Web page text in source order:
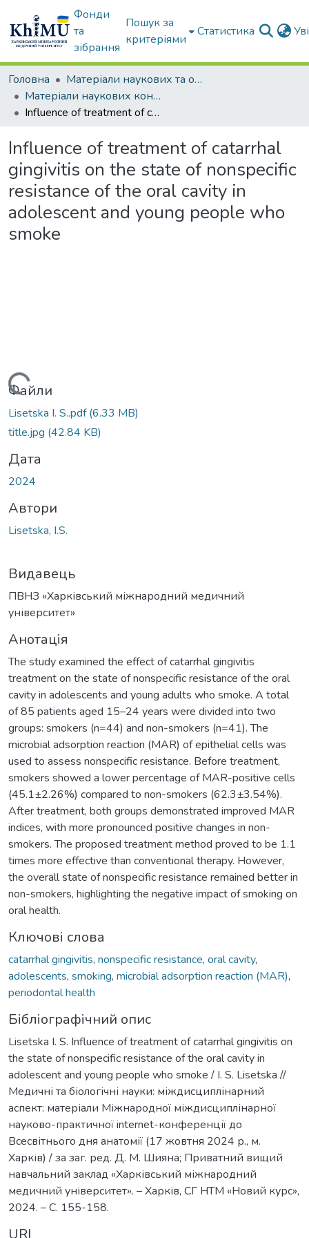
Фонди
та
зібрання
Пошук за
критеріями
Статистика
Головна
Матеріали наукових та освітніх заходів ХММУ
Матеріали наукових конференцій та форумів
Influence of treatment of catarrhal gingivitis on the state of nonspecific resistance of the oral cavity in adolescent and young people who smoke
Influence of treatment of catarrhal
gingivitis on the state of nonspecific
resistance of the oral cavity in
adolescent and young people who
smoke
Файли
Lisetska I. S..pdf(6.33 MB)
title.jpg (42.84 KB)
Дата
2024
Автори
Lisetska, I.S.
Видавець
ПВНЗ «Харківський міжнародний медичний
університет»
Анотація
The study examined the effect of catarrhal gingivitis
treatment on the state of nonspecific resistance of the oral
cavity in adolescents and young adults who smoke. A total
of 85 patients aged 15–24 years were divided into two
groups: smokers (n=44) and non-smokers (n=41). The
microbial adsorption reaction (MAR) of epithelial cells was
used to assess nonspecific resistance. Before treatment,
smokers showed a lower percentage of MAR-positive cells
(45.1±2.26%) compared to non-smokers (62.3±3.54%).
After treatment, both groups demonstrated improved MAR
indices, with more pronounced positive changes in non-
smokers. The proposed treatment method proved to be 1.1
times more effective than conventional therapy. However,
the overall state of nonspecific resistance remained better in
non-smokers, highlighting the negative impact of smoking on
oral health.
Ключові слова
catarrhal gingivitis, nonspecific resistance, oral cavity,
adolescents, smoking, microbial adsorption reaction (MAR),
periodontal health
Бібліографічний опис
Lisetska I. S. Influence of treatment of catarrhal gingivitis on
the state of nonspecific resistance of the oral cavity in
adolescent and young people who smoke / I. S. Lisetska //
Медичні та біологічні науки: міждисциплінарний
аспект: матеріали Міжнародної міждисциплінарної
науково-практичної internet-конференції до
Всесвітнього дня анатомії (17 жовтня 2024 р., м.
Харків) / за заг. ред. Д. М. Шияна; Приватний вищий
навчальний заклад «Харківський міжнародний
медичний університет». – Харків, СГ НТМ «Новий курс»,
2024. – С. 155-158.
URI